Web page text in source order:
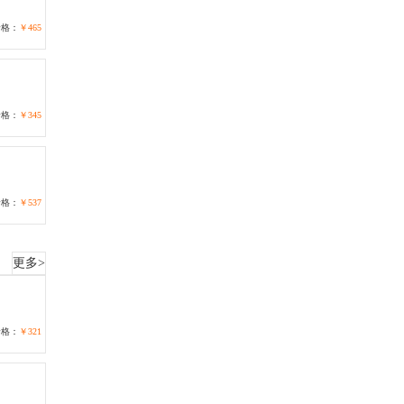
： ￥465
： ￥345
： ￥537
更多>
： ￥321